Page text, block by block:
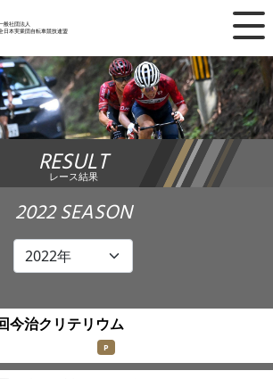
般社団法人
日本実業団自転車競技連盟
×
ニュース
レース日程
ランキング
レース結果
チーム・選手
競技ガイド
加盟・登録
RESULT
レース結果
2022 SEASON
今治クリテリウム
P